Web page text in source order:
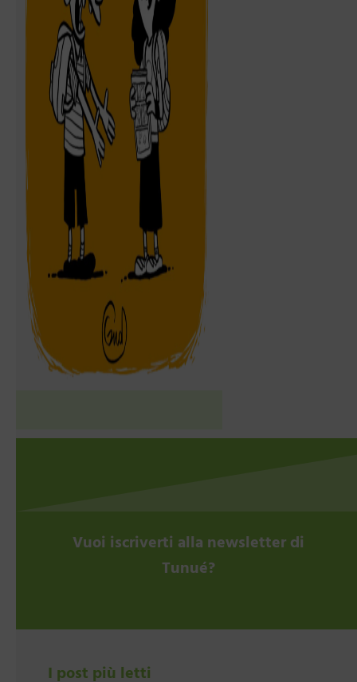
Vuoi iscriverti alla newsletter di
Tunué?
I post più letti